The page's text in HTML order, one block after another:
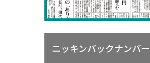
ニッキンバックナンバー